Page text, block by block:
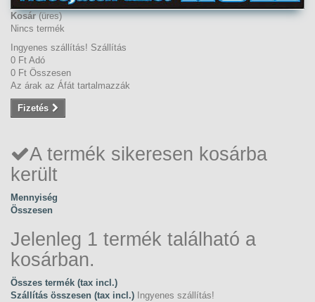
Kosár (üres)
Nincs termék
Ingyenes szállítás! Szállítás
0 Ft‎ Adó
0 Ft‎ Összesen
Az árak az Áfát tartalmazzák
Fizetés
A termék sikeresen kosárba
került
Mennyiség
Összesen
Jelenleg 1 termék található a
kosárban.
Összes termék (tax incl.)
Szállítás összesen (tax incl.) Ingyenes szállítás!